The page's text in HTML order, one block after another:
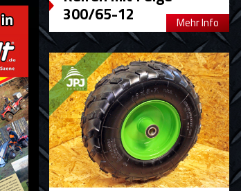
300/65-12 Mehr Info